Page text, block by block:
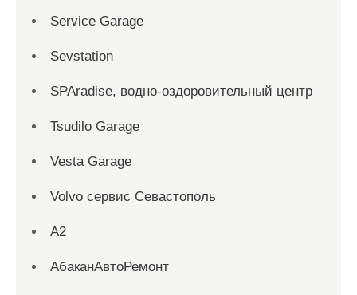
Service Garage
Sevstation
SPAradise, водно-оздоровительный центр
Tsudilo Garage
Vesta Garage
Volvo сервис Севастополь
А2
АбаканАвтоРемонт